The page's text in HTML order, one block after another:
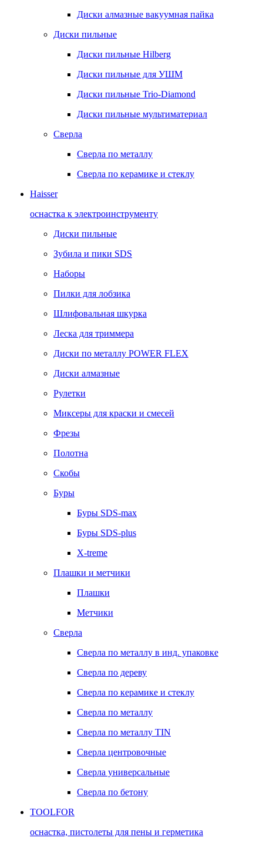
Диски алмазные вакуумная пайка
Диски пильные
Диски пильные Hilberg
Диски пильные для УШМ
Диски пильные Trio-Diamond
Диски пильные мультиматериал
Сверла
Сверла по металлу
Сверла по керамике и стеклу
Haisser
оснастка к электроинструменту
Диски пильные
Зубила и пики SDS
Наборы
Пилки для лобзика
Шлифовальная шкурка
Леска для триммера
Диски по металлу POWER FLEX
Диски алмазные
Рулетки
Миксеры для краски и смесей
Фрезы
Полотна
Скобы
Буры
Буры SDS-max
Буры SDS-plus
X-treme
Плашки и метчики
Плашки
Метчики
Сверла
Сверла по металлу в инд. упаковке
Сверла по дереву
Сверла по керамике и стеклу
Сверла по металлу
Сверла по металлу TIN
Сверла центровочные
Сверла универсальные
Сверла по бетону
TOOLFOR
оснастка, пистолеты для пены и герметика